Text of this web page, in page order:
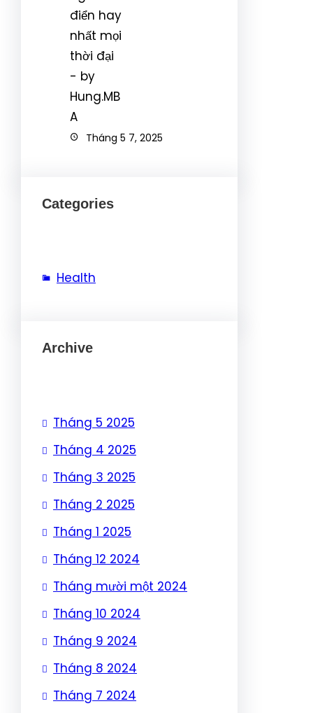
Tháng 5 7, 2025
Categories
Health
Archive
Tháng 5 2025
Tháng 4 2025
Tháng 3 2025
Tháng 2 2025
Tháng 1 2025
Tháng 12 2024
Tháng mười một 2024
Tháng 10 2024
Tháng 9 2024
Tháng 8 2024
Tháng 7 2024